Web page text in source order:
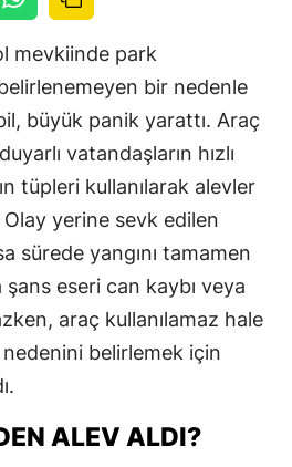
mevkiinde park
bir nedenle
büyük panik yarattı. Araç
vatandaşların hızlı
tüpleri kullanılarak alevler
Olay yerine sevk edilen
sürede yangını tamamen
eseri can kaybı veya
araç kullanılamaz hale
nedenini belirlemek için
ALEV ALDI?